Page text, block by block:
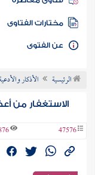
فتاوى معاصرة
مختارات الفتاوى
الفتوى
الرئيسية الأذكار
الاستغفار من
47576